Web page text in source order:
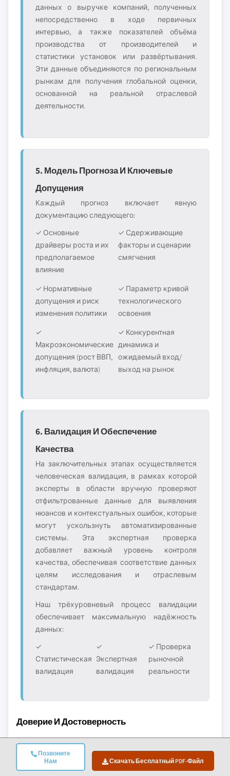
Позвоните
Нам
Скачать Бесплатный PDF-Файл
данных о выручке компаний, полученных
непосредственно в ходе первичных
интервью, а также показателей объёма
производства от производителей и
статистики установок или развёртывания.
Эти данные объединяются по региональным
рынкам для получения глобальной оценки,
основанной на реальной отраслевой
деятельности.
5. Модель Прогноза И Ключевые
Допущения
Каждый прогноз включает явную
документацию следующего:
✓ Основные
драйверы роста и их
предполагаемое
влияние
✓ Сдерживающие
факторы и сценарии
смягчения
✓ Нормативные
допущения и риск
изменения политики
✓ Параметр кривой
технологического
освоения
✓
Макроэкономические
допущения (рост ВВП,
инфляция, валюта)
✓ Конкурентная
динамика и
ожидаемый вход/
выход на рынок
6. Валидация И Обеспечение
Качества
На заключительных этапах осуществляется
человеческая валидация, в рамках которой
эксперты в области вручную проверяют
отфильтрованные данные для выявления
нюансов и контекстуальных ошибок, которые
могут ускользнуть автоматизированные
системы. Эта экспертная проверка
добавляет важный уровень контроля
качества, обеспечивая соответствие данных
целям исследования и отраслевым
стандартам.
Наш трёхуровневый процесс валидации
обеспечивает максимальную надёжность
данных:
✓
Статистическая
валидация
✓
Экспертная
валидация
✓ Проверка
рыночной
реальности
Доверие И Достоверность
10+
Лет на рынке
A+
Аккредитация BBB